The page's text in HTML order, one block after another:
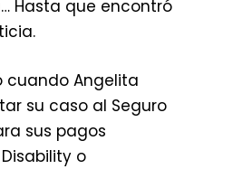
Hasta que encontró
cuando Angelita
su caso al Seguro
sus pagos
o